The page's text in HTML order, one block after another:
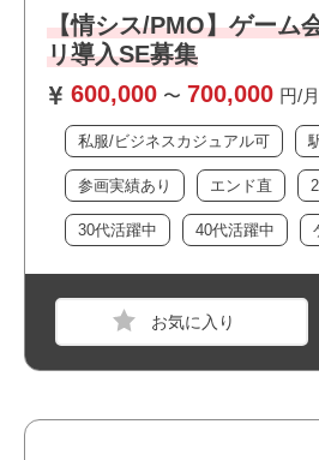
【情シス/PMO】ゲー
リ導入SE募集
600,000 〜 700,000 円/月
私服/ビジネスカジュアル可
参画実績あり エンド直
30代活躍中 40代活躍中
・私服/ビジネスカジュアルでの
ッドシート,Google ドキ
ド
必須スキル
・PMの業務経験（6年以上）
・公認会計士の資格
・受け身ではなく能動的に動ける方
職種
PM